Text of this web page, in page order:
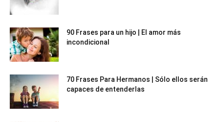
90 Frases para un hijo | El amor más
incondicional
70 Frases Para Hermanos | Sólo ellos serán
capaces de entenderlas